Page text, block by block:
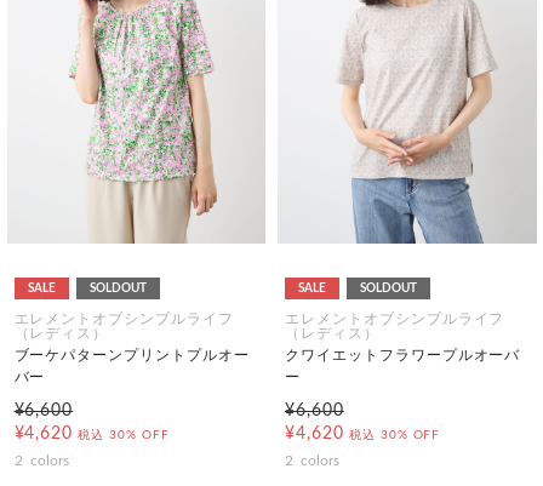
SALE SOLDOUT
エレメントオブシンプルライフ
（レディス）
ブーケパターンプリントプルオー
バー
¥6,600
¥4,620 税込 30% OFF
2 colors
SALE SOLDOUT
エレメントオブシンプルライフ
（レディス）
クワイエットフラワープルオーバ
ー
¥6,600
¥4,620 税込 30% OFF
2 colors